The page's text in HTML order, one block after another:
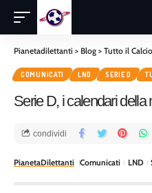
Pianetadilettanti > Blog > Tutto il Calcio
COMUNICATI LND SERIE D
Serie D, i calendari della
PianetaDilettanti Comunicati LND
condividi